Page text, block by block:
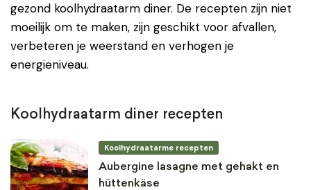
gezond koolhydraatarm diner. De recepten zijn niet
moeilijk om te maken, zijn geschikt voor afvallen,
verbeteren je weerstand en verhogen je
energieniveau.
Koolhydraatarm diner recepten
Koolhydraatarme recepten
Aubergine lasagne met gehakt en
hüttenkäse